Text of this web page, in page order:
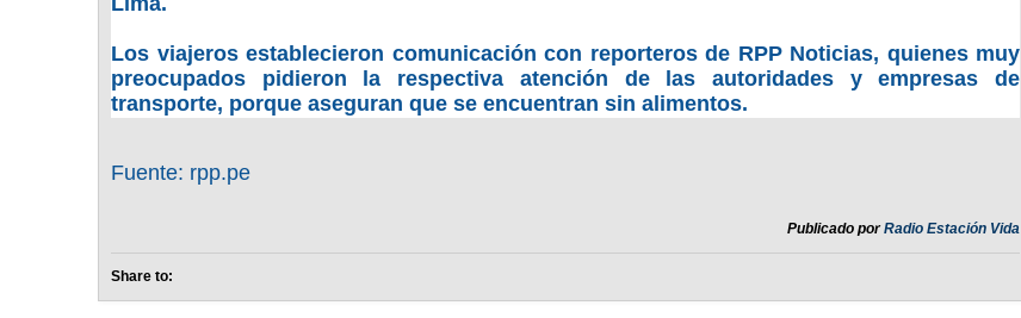
Los viajeros establecieron comunicación con reporteros de RPP Noticias, quienes muy
preocupados pidieron la respectiva atención de las autoridades y empresas de
transporte, porque aseguran que se encuentran sin alimentos.
Fuente: rpp.pe
Publicado porRadio Estación Vida
Share to: